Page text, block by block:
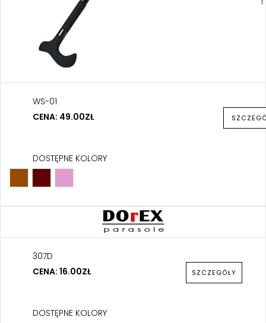
WS-01
CENA: 49.00ZŁ
DOSTĘPNE KOLORY
307D
CENA: 16.00ZŁ
SZCZEGÓŁY
DOSTĘPNE KOLORY